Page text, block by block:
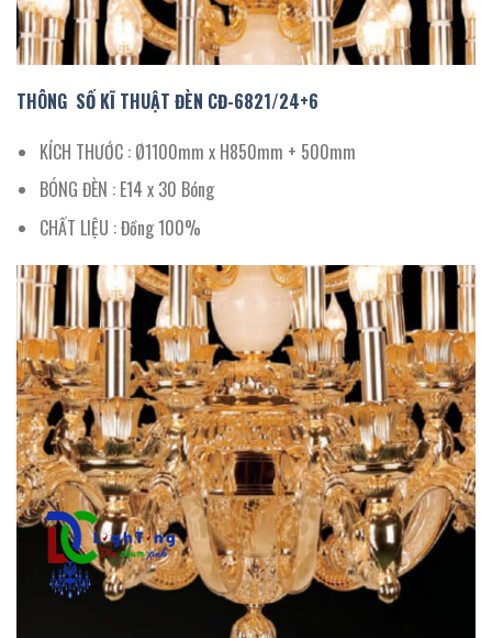
THÔNG SỐ KĨ THUẬT ĐÈN CĐ-6821/24+6
KÍCH THƯỚC : Ø1100mm x H850mm + 500mm
BÓNG ĐÈN : E14 x 30 Bóng
CHẤT LIỆU : Đồng 100%